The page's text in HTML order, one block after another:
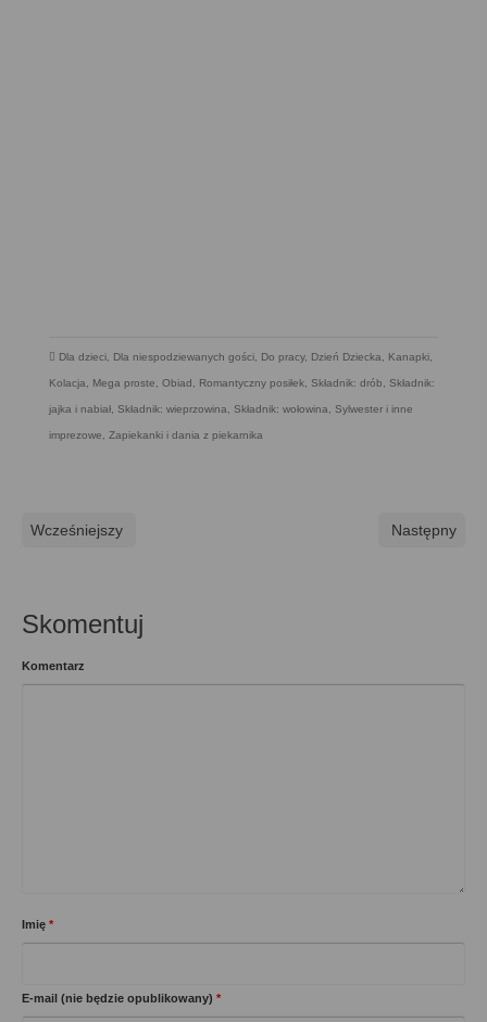
Dla dzieci Dla niespodziewanych gości Do pracy, Dzień Dziecka Kanapki
Kolacja Mega proste Obiad Romantyczny posiłek Składnik: drób Składnik:
jajka i nabiał Składnik: wieprzowina Składnik: wołowina Sylwester i inne
imprezowe Zapiekanki i dania z piekarnika
Wcześniejszy Następny
Skomentuj
Komentarz
Imię *
E-mail (nie będzie opublikowany) *